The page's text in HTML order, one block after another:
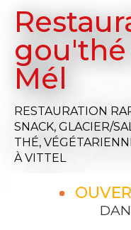
Mél
RESTAURATION
SNACK, GLACIER/
THÉ,
À VITTEL